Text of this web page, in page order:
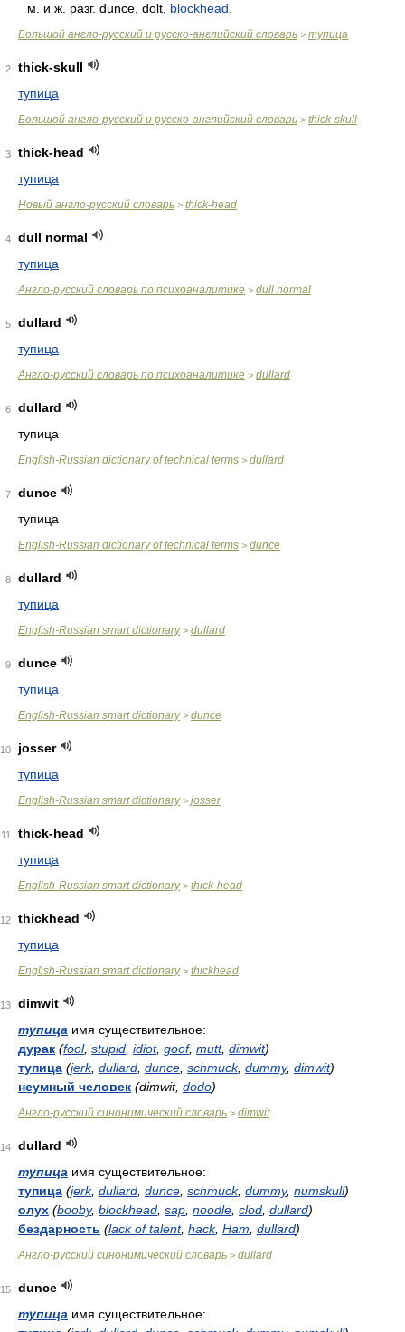
м. и ж. разг. dunce, dolt, blockhead
Большой англо-русский и русско-английский словарь > тупица
2
thick-skull
тупица
Большой англо-русский и русско-английский словарь > thick-skull
3
thick-head
тупица
Новый англо-русский словарь > thick-head
4
dull normal
тупица
Англо-русский словарь по психоаналитике > dull normal
5
dullard
тупица
Англо-русский словарь по психоаналитике > dullard
6
dullard
тупица
English-Russian dictionary of technical terms > dullard
7
dunce
тупица
English-Russian dictionary of technical terms > dunce
8
dullard
тупица
English-Russian smart dictionary> dullard
9
dunce
тупица
English-Russian smart dictionary> dunce
10
josser
тупица
English-Russian smart dictionary> josser
11
thick-head
тупица
English-Russian smart dictionary> thick-head
12
thickhead
тупица
English-Russian smart dictionary> thickhead
13
dimwit
тупица имя существительное:
дурак (fool, stupid idiot, goof, mutt, dimwit)
тупица (jerk, dullard dunce schmuck, dummy, dimwit)
неумный человек (dimwit, dodo)
Англо-русский синонимический словарь > dimwit
14
dullard
тупица имя существительное:
тупица (jerk, dullard dunce schmuck, dummy, numskull)
олух (booby, blockhead sap noodle clod dullard)
бездарность (lack of talent, hack, Ham dullard)
Англо-русский синонимический словарь > dullard
15
dunce
тупица имя существительное: